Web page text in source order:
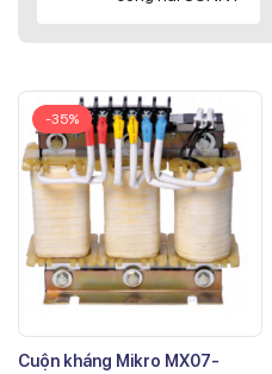
-35%
Cuộn kháng Mikro MX07-